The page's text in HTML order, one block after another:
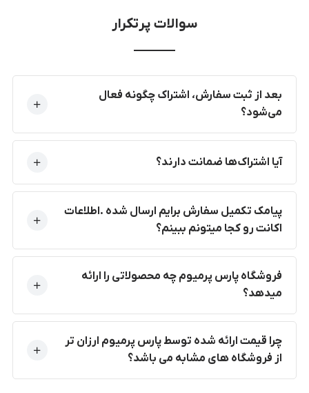
سوالات پرتکرار
بعد از ثبت سفارش، اشتراک چگونه فعال
می‌شود؟
آیا اشتراک‌ها ضمانت دارند؟
پیامک تکمیل سفارش برایم ارسال شده .اطلاعات
اکانت رو کجا میتونم ببینم؟
فروشگاه پارس پرمیوم چه محصولاتی را ارائه
میدهد؟
چرا قیمت ارائه شده توسط پارس پرمیوم ارزان تر
از فروشگاه های مشابه می باشد؟